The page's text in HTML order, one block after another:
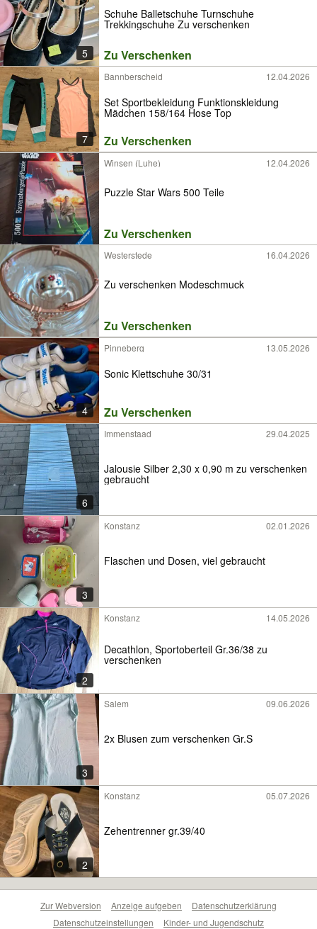
5
Schuhe Balletschuhe Turnschuhe
Trekkingschuhe Zu verschenken
Zu Verschenken
7
Bannberscheid 12.04.2026
Set Sportbekleidung Funktionskleidung
Mädchen 158/164 Hose Top
Zu Verschenken
Winsen (Luhe) 12.04.2026
Puzzle Star Wars 500 Teile
Zu Verschenken
Westerstede 16.04.2026
Zu verschenken Modeschmuck
Zu Verschenken
4
Pinneberg 13.05.2026
Sonic Klettschuhe 30/31
Zu Verschenken
6
Immenstaad 29.04.2025
Jalousie Silber 2,30 x 0,90 m zu verschenken
gebraucht
3
Konstanz 02.01.2026
Flaschen und Dosen, viel gebraucht
2
Konstanz 14.05.2026
Decathlon, Sportoberteil Gr.36/38 zu
verschenken
3
Salem 09.06.2026
2x Blusen zum verschenken Gr.S
2
Konstanz 05.07.2026
Zehentrenner gr.39/40
Zur Webversion Anzeige aufgeben
Datenschutzerklärung
Datenschutzeinstellungen
Kinder- und Jugendschutz